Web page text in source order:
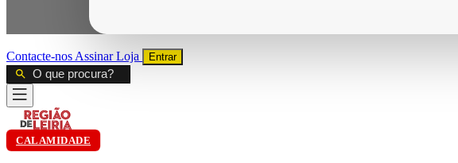
Contacte-nos AssinarLoja Entrar
CALAMIDADE